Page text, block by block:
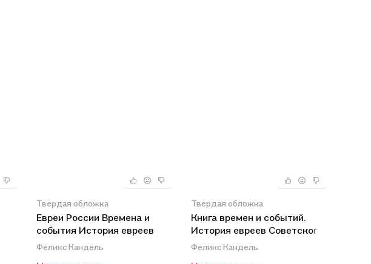
Твердая обложка
Евреи России Времена и
события История евреев
Российской... (Кандель)
Феликс Кандель
Твердая обложка
Книга времен и событий.
История евреев Советского
Союза. Том 5. Уничтожение
Феликс Кандель